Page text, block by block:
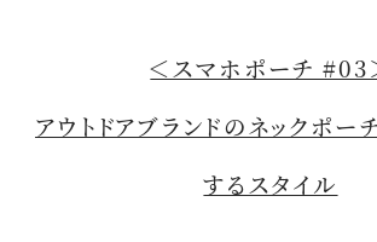
＜スマホポーチ #03
アウトドアブランドのネックポー
するスタイル